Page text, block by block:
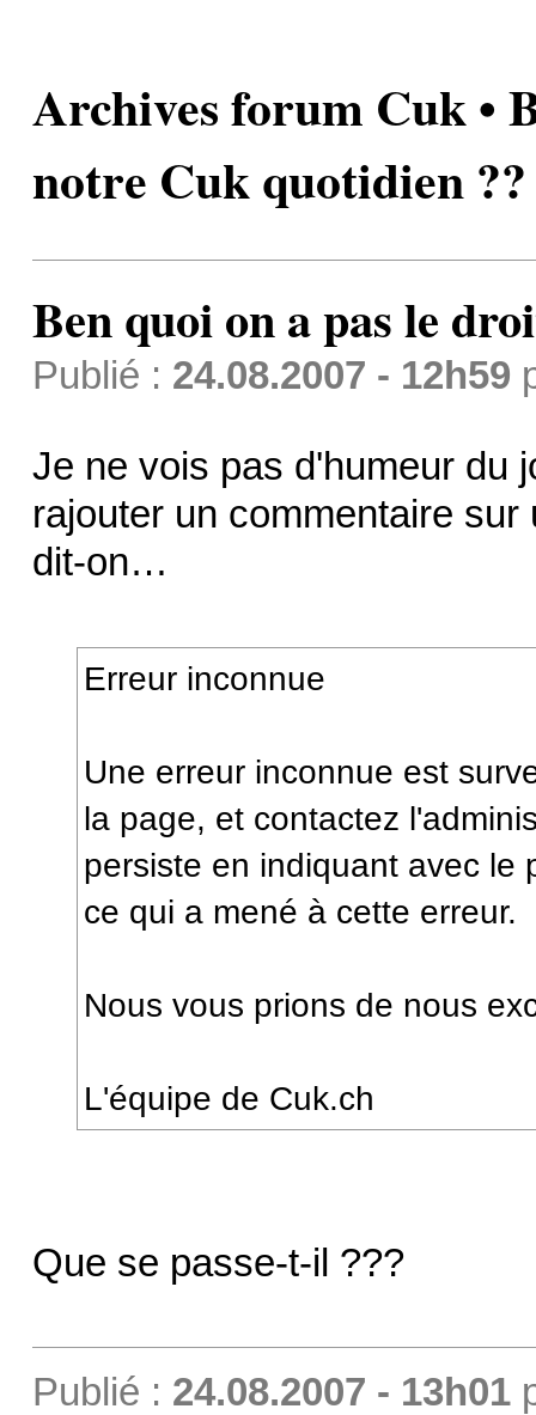
Archives forum Cuk •
notre Cuk quotidien ??
Ben quoi on a pas le
Publié : 24.08.2007 - 12h59
Je ne vois pas d'humeur du
rajouter un commentaire
dit-on…
Erreur inconnue
Une erreur inconnue est
la page, et contactez
persiste en indiquant avec le
ce qui a mené à cette erreur.
Nous vous prions de nous
L'équipe de Cuk.ch
Que se passe-t-il ???
Publié : 24.08.2007 - 13h01